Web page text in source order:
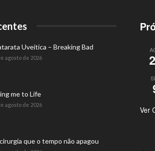
Uveítica – Breaking Bad
agosto de 2026
me to Life
agosto de 2026
que o tempo não apagou
Ver